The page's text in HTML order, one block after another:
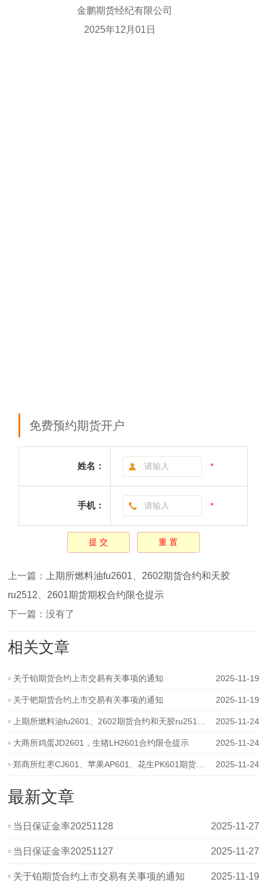
金鹏期货经纪有限公司
2025年12月01日
免费预约期货开户
姓名： *
手机： *
上一篇：
上期所燃料油fu2601、2602期货合约和天胶
ru2512、2601期货期权合约限仓提示
下一篇：没有了
相关文章
关于铂期货合约上市交易有关事项的通知 2025-11-19
关于钯期货合约上市交易有关事项的通知 2025-11-19
上期所燃料油fu2601、2602期货合约和天胶ru2512、2601期货期权合约限仓提示 2025-11-24
大商所鸡蛋JD2601，生猪LH2601合约限仓提示 2025-11-24
郑商所红枣CJ601、苹果AP601、花生PK601期货合约限仓变化提示 2025-11-24
最新文章
当日保证金率20251128 2025-11-27
当日保证金率20251127 2025-11-27
关于铂期货合约上市交易有关事项的通知 2025-11-19